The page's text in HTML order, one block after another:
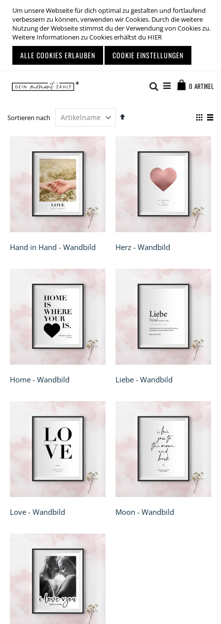
Um unsere Webseite für dich optimal zu gestalten und fortlaufend
verbessern zu können, verwenden wir Cookies. Durch die weitere
Nutzung der Webseite stimmst du der Verwendung von Cookies zu.
Weitere Informationen zu Cookies erhältst du HIER
ALLE COOKIES ERLAUBEN COOKIE EINSTELLUNGEN
Inhalt
springen
0 ARTIKEL
Suche
Sortieren nach
Absteigend
Hand in Hand - Wandbild Herz - Wandbild
Home - Wandbild Liebe - Wandbild
Love - Wandbild Moon - Wandbild